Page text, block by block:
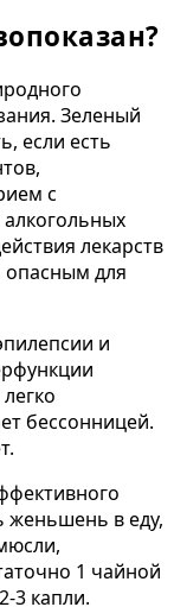
Зеленый
если есть
с
лекарств
опасным для
и
бессонницей.
женьшень в еду,
1 чайной
3 капли.